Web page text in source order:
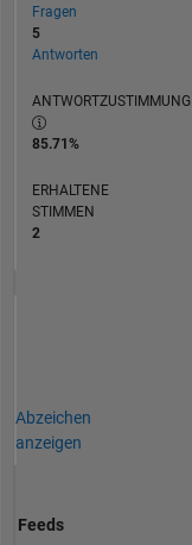
Fragen
5
Antworten
ANTWORTZUSTIMMUNG
85.71%
ERHALTENE
STIMMEN
2
Abzeichen
anzeigen
Feeds